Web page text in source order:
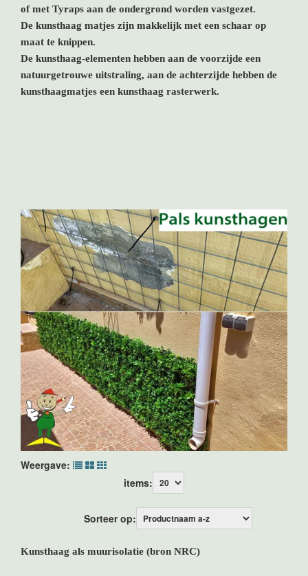
of met Tyraps aan de ondergrond worden vastgezet.
De kunsthaag matjes zijn makkelijk met een schaar op
maat te knippen.
De kunsthaag-elementen hebben aan de voorzijde een
natuurgetrouwe uitstraling, aan de achterzijde hebben de
kunsthaagmatjes een kunsthaag rasterwerk.
Weergave:
items:
Sorteer op:
Kunsthaag als muurisolatie (bron NRC)